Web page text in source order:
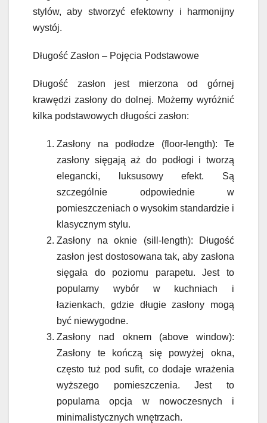
stylów, aby stworzyć efektowny i harmonijny
wystój.
Długość Zasłon – Pojęcia Podstawowe
Długość zasłon jest mierzona od górnej
krawędzi zasłony do dolnej. Możemy wyróżnić
kilka podstawowych długości zasłon:
Zasłony na podłodze (floor-length): Te
zasłony sięgają aż do podłogi i tworzą
elegancki, luksusowy efekt. Są
szczególnie odpowiednie w
pomieszczeniach o wysokim standardzie i
klasycznym stylu.
Zasłony na oknie (sill-length): Długość
zasłon jest dostosowana tak, aby zasłona
sięgała do poziomu parapetu. Jest to
popularny wybór w kuchniach i
łazienkach, gdzie długie zasłony mogą
być niewygodne.
Zasłony nad oknem (above window):
Zasłony te kończą się powyżej okna,
często tuż pod sufit, co dodaje wrażenia
wyższego pomieszczenia. Jest to
popularna opcja w nowoczesnych i
minimalistycznych wnętrzach.